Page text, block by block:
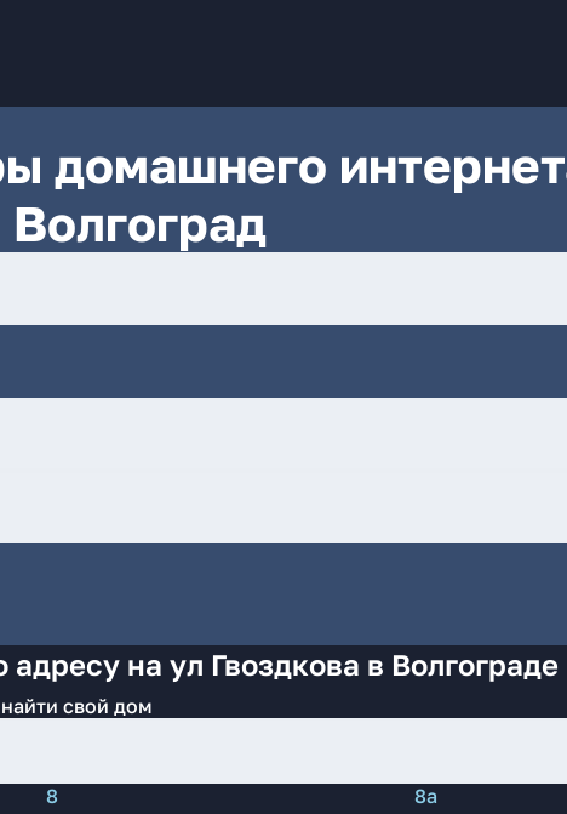
домашнего
на ул Гвоздкова в Волгограде
свой дом
8 8а